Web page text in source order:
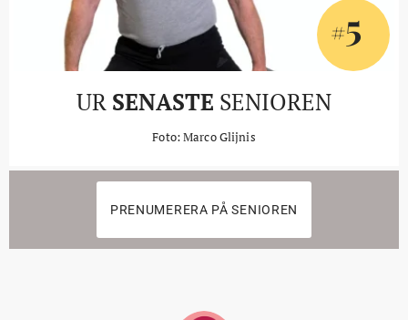
#5
UR SENASTE SENIOREN
Foto: Marco Glijnis
PRENUMERERA PÅ SENIOREN